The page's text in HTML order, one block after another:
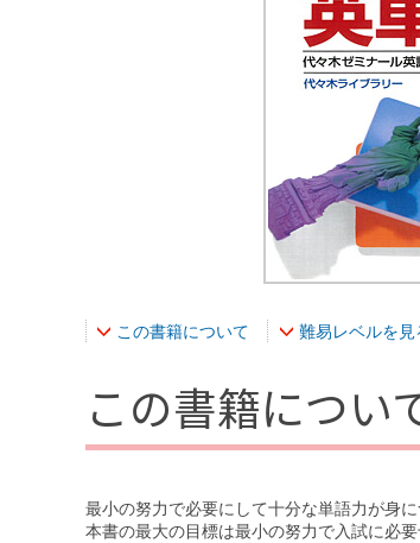
この書籍について 難易レベルを見
この書籍につい
最小の努力で必要にして十分な単語力が身に
本書の最大の目標は最小の努力で入試に必